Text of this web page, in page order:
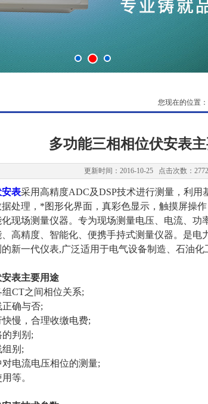
您现在的位置：
多功能三相相位伏安表
更新时间：2016-10-25 点击次数：
安表采用高精度ADC及DSP技术进行测量，利用
处理，*图形化界面，真彩色显示，触摸屏操
现场测量仪器。专为现场测量电压、电流、功
高精度、智能化、便携手持式测量仪器。是电
新一代仪表,广泛适用于电气设备制造、石油
表主要用途
CT之间相位关系;
确与否;
慢，合理收缴电费;
判别;
组别;
电流电压相位的测量;
等。